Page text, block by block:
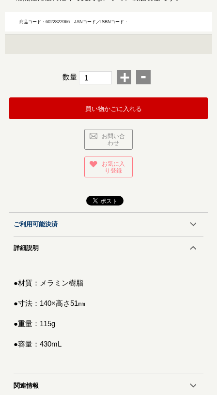
商品コード：6022822066JANコード／ISBNコード：
数量 + -
買い物かごに入れる
お問い合
わせ
お気に入
り登録
ご利用可能決済
詳細説明
●材質：メラミン樹脂
●寸法：140×高さ51㎜
●重量：115g
●容量：430mL
関連情報